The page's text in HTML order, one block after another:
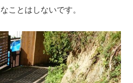
ことはしないです。